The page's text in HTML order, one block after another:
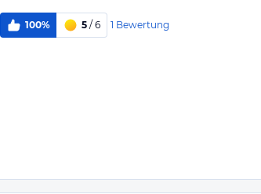
100% 5 / 6 1 Bewertung